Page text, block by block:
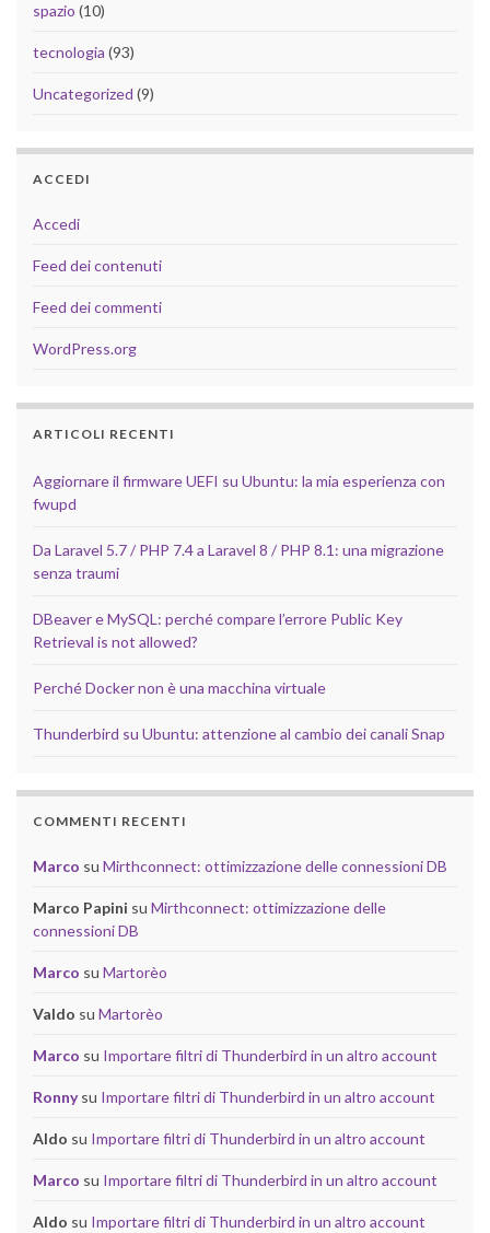
spazio (10)
tecnologia (93)
Uncategorized (9)
ACCEDI
Accedi
Feed dei contenuti
Feed dei commenti
WordPress.org
ARTICOLI RECENTI
Aggiornare il firmware UEFI su Ubuntu: la mia esperienza con
fwupd
Da Laravel 5.7 / PHP 7.4 a Laravel 8 / PHP 8.1: una migrazione
senza traumi
DBeaver e MySQL: perché compare l’errore Public Key
Retrieval is not allowed?
Perché Docker non è una macchina virtuale
Thunderbird su Ubuntu: attenzione al cambio dei canali Snap
COMMENTI RECENTI
Marco su Mirthconnect: ottimizzazione delle connessioni DB
Marco Papini su Mirthconnect: ottimizzazione delle
connessioni DB
Marco su Martorèo
Valdo su Martorèo
Marco su Importare filtri di Thunderbird in un altro account
Ronnysu Importare filtri di Thunderbird in un altro account
Aldo su Importare filtri di Thunderbird in un altro account
Marco su Importare filtri di Thunderbird in un altro account
Aldo su Importare filtri di Thunderbird in un altro account